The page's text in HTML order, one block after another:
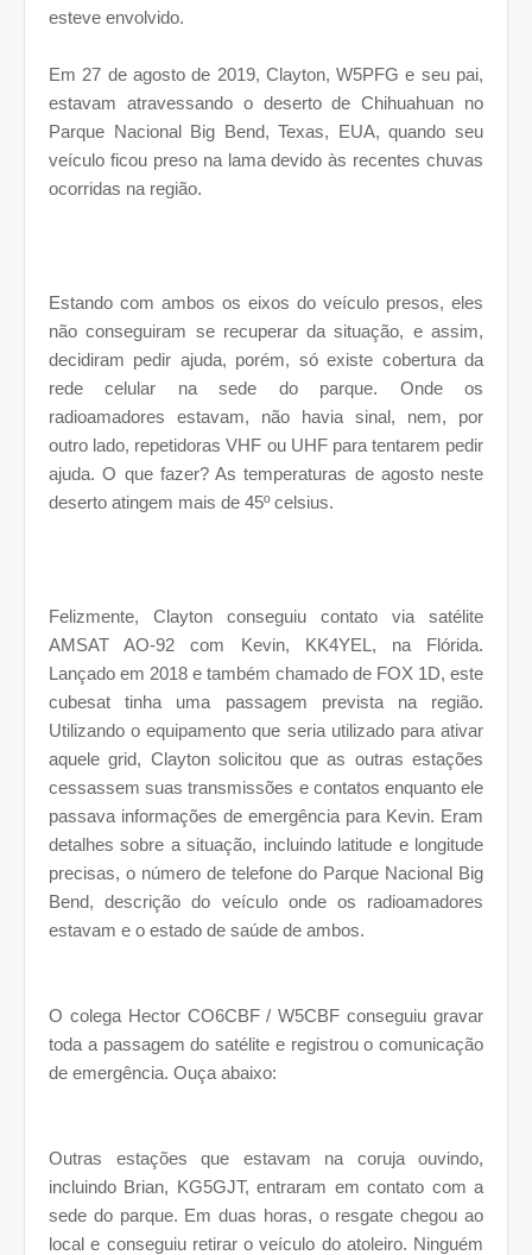
esteve envolvido.
Em 27 de agosto de 2019, Clayton, W5PFG e seu pai,
estavam atravessando o deserto de Chihuahuan no
Parque Nacional Big Bend, Texas, EUA, quando seu
veículo ficou preso na lama devido às recentes chuvas
ocorridas na região.
Estando com ambos os eixos do veículo presos, eles
não conseguiram se recuperar da situação, e assim,
decidiram pedir ajuda, porém, só existe cobertura da
rede celular na sede do parque. Onde os
radioamadores estavam, não havia sinal, nem, por
outro lado, repetidoras VHF ou UHF para tentarem pedir
ajuda. O que fazer? As temperaturas de agosto neste
deserto atingem mais de 45º celsius.
Felizmente, Clayton conseguiu contato via satélite
AMSAT AO-92 com Kevin, KK4YEL, na Flórida.
Lançado em 2018 e também chamado de FOX 1D, este
cubesat tinha uma passagem prevista na região.
Utilizando o equipamento que seria utilizado para ativar
aquele grid, Clayton solicitou que as outras estações
cessassem suas transmissões e contatos enquanto ele
passava informações de emergência para Kevin. Eram
detalhes sobre a situação, incluindo latitude e longitude
precisas, o número de telefone do Parque Nacional Big
Bend, descrição do veículo onde os radioamadores
estavam e o estado de saúde de ambos.
O colega Hector CO6CBF / W5CBF conseguiu gravar
toda a passagem do satélite e registrou o comunicação
de emergência. Ouça abaixo:
Outras estações que estavam na coruja ouvindo,
incluindo Brian, KG5GJT, entraram em contato com a
sede do parque. Em duas horas, o resgate chegou ao
local e conseguiu retirar o veículo do atoleiro. Ninguém